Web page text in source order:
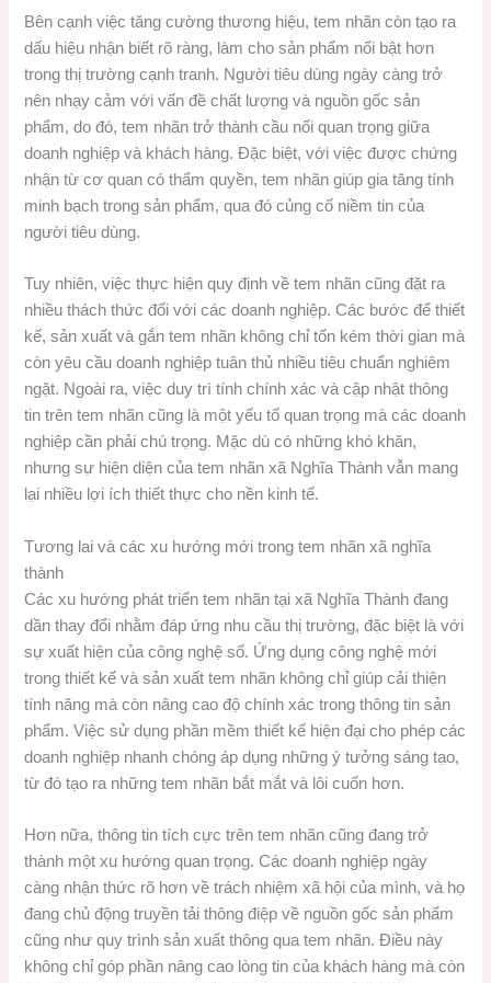
Bên cạnh việc tăng cường thương hiệu, tem nhãn còn tạo ra
dấu hiệu nhận biết rõ ràng, làm cho sản phẩm nổi bật hơn
trong thị trường cạnh tranh. Người tiêu dùng ngày càng trở
nên nhạy cảm với vấn đề chất lượng và nguồn gốc sản
phẩm, do đó, tem nhãn trở thành cầu nối quan trọng giữa
doanh nghiệp và khách hàng. Đặc biệt, với việc được chứng
nhận từ cơ quan có thẩm quyền, tem nhãn giúp gia tăng tính
minh bạch trong sản phẩm, qua đó củng cố niềm tin của
người tiêu dùng.
Tuy nhiên, việc thực hiện quy định về tem nhãn cũng đặt ra
nhiều thách thức đối với các doanh nghiệp. Các bước để thiết
kế, sản xuất và gắn tem nhãn không chỉ tốn kém thời gian mà
còn yêu cầu doanh nghiệp tuân thủ nhiều tiêu chuẩn nghiêm
ngặt. Ngoài ra, việc duy trì tính chính xác và cập nhật thông
tin trên tem nhãn cũng là một yếu tố quan trọng mà các doanh
nghiệp cần phải chú trọng. Mặc dù có những khó khăn,
nhưng sự hiện diện của tem nhãn xã Nghĩa Thành vẫn mang
lại nhiều lợi ích thiết thực cho nền kinh tế.
Tương lai và các xu hướng mới trong tem nhãn xã nghĩa
thành
Các xu hướng phát triển tem nhãn tại xã Nghĩa Thành đang
dần thay đổi nhằm đáp ứng nhu cầu thị trường, đặc biệt là với
sự xuất hiện của công nghệ số. Ứng dụng công nghệ mới
trong thiết kế và sản xuất tem nhãn không chỉ giúp cải thiện
tính năng mà còn nâng cao độ chính xác trong thông tin sản
phẩm. Việc sử dụng phần mềm thiết kế hiện đại cho phép các
doanh nghiệp nhanh chóng áp dụng những ý tưởng sáng tạo,
từ đó tạo ra những tem nhãn bắt mắt và lôi cuốn hơn.
Hơn nữa, thông tin tích cực trên tem nhãn cũng đang trở
thành một xu hướng quan trọng. Các doanh nghiệp ngày
càng nhận thức rõ hơn về trách nhiệm xã hội của mình, và họ
đang chủ động truyền tải thông điệp về nguồn gốc sản phẩm
cũng như quy trình sản xuất thông qua tem nhãn. Điều này
không chỉ góp phần nâng cao lòng tin của khách hàng mà còn